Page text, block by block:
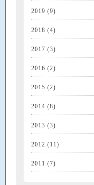
2019 (9)
2018 (4)
2017 (3)
2016 (2)
2015 (2)
2014 (8)
2013 (3)
2012 (11)
2011 (7)